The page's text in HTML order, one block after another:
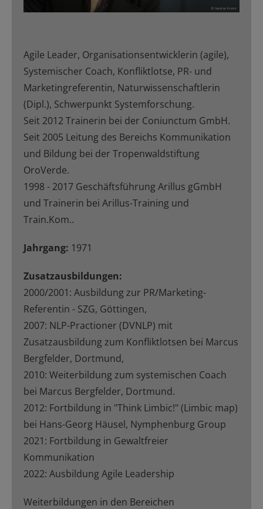
Agile Leader, Organisationsentwicklerin (agile),
Systemischer Coach, Konfliktlotse, PR- und
Marketingreferentin, Naturwissenschaftlerin
(Dipl.), Schwerpunkt Systemforschung.
Seit 2012 Trainerin bei der Coniunctum GmbH.
Seit 2005 Leitung des Bereichs Kommunikation
und Bildung bei der Tropenwaldstiftung
OroVerde.
1998 - 2017 Geschäftsführung Arillus gGmbH
und Trainerin bei Arillus-Training und
Train.Kom..
Jahrgang: 1971
Zusatzausbildungen:
2000/2001: Ausbildung zur PR/Marketing-
Referentin - SZG, Göttingen,
2007: NLP-Practioner (DVNLP) mit
Zusatzausbildung zum Konfliktlotsen bei Marcus
Bergfelder, Dortmund,
2010: Weiterbildung zum systemischen Coach
bei Marcus Bergfelder, Dortmund.
2012: Fortbildung in "Think Limbic!" (Limbic map)
bei Hans-Georg Häusel, Nymphenburg Group
2021: Fortbildung in Gewaltfreier
Kommunikation
2022: Ausbildung Agile Leadership
Weiterbildungen in den Bereichen